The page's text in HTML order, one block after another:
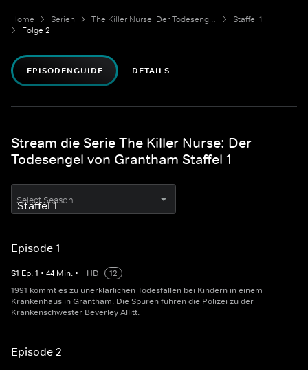
Home Serien The Killer Nurse: Der Todesengel von Grantham
Staffel 1
Folge 2
EPISODENGUIDE DETAILS
Stream die Serie The Killer Nurse: Der
Todesengel von Grantham Staffel 1
Select Season
Episode 1
S1 Ep.1 • 44 Min. • HD
12
1991 kommt es zu unerklärlichen Todesfällen bei Kindern in einem
Krankenhaus in Grantham. Die Spuren führen die Polizei zu der
Krankenschwester Beverley Allitt.
Episode 2